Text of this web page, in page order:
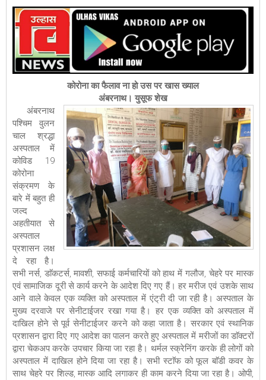
कोरोना का फैलाव ना हो उस पर खास ख्याल
अंबरनाथ। युसूफ शेख
अंबरनाथ
पश्चिम वुलन
चाल श्रद्धा
अस्पताल में
कोविड 19
कोरोना
संक्रमण के
बारे में बहुत ही
जल्द
अहतीयात से
अस्पताल
प्रशासन लक्ष
दे रहा है।
सभी नर्स, डाॅकटर्स, मावशी, सफाई कर्मचारियों को हाथ में गलौज, चेहरे पर मास्क
एवं सामाजिक दूरी से कार्य करने के आदेश दिए गए हैं। हर मरीज एवं उशके साथ
आने वाले केवल एक व्यक्ति को अस्पताल में एंट्री दी जा रही है। अस्पताल के
मुख्य दरवाजे पर सेनीटाईजर रखा गया है। हर एक व्यक्ति को अस्पताल में
दाखिल होने से पूर्व सेनीटाईजर करने को कहा जाता है। सरकार एवं स्थानिक
प्रशासन द्वारा दिए गए आदेश का पालन करते हुए अस्पताल में मरीजों का डाॅक्टरों
द्वारा चेकअप करके उपचार किया जा रहा है। थर्मल स्क्रेनिंग करके ही लोगों को
अस्पताल में दाखिल होने दिया जा रहा है। सभी स्टाॅफ को फूल बाॅडी कवर के
साथ चेहरे पर शिल्ड, मास्क आदि लगाकर ही काम करने दिया जा रहा है। ओपी,